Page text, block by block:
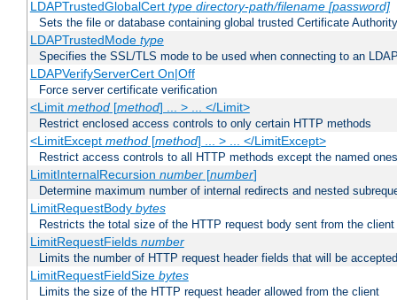
LDAPTrustedGlobalCert type directory-path/filename [password]
Sets the file or database containing global trusted Certificate
LDAPTrustedMode type
Specifies the SSL/TLS mode to be used when connecting to an
LDAPVerifyServerCert On|Off
Force server certificate verification
<Limit method[method] ... > ... </Limit>
Restrict enclosed access controls to only certain HTTP methods
<LimitExcept method[method] ... > ... </LimitExcept>
Restrict access controls to all HTTP methods except the named ones
LimitInternalRecursion number[number]
Determine maximum number of internal redirects and nested
LimitRequestBody bytes
Restricts the total size of the HTTP request body sent from the client
LimitRequestFields number
Limits the number of HTTP request header fields that will be
LimitRequestFieldSize bytes
Limits the size of the HTTP request header allowed from the client